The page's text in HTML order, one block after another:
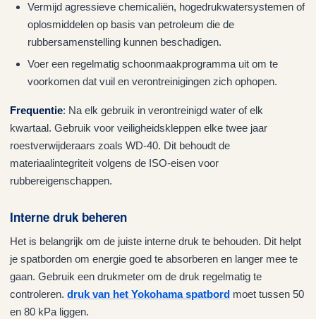
Vermijd agressieve chemicaliën, hogedrukwatersystemen of
oplosmiddelen op basis van petroleum die de
rubbersamenstelling kunnen beschadigen.
Voer een regelmatig schoonmaakprogramma uit om te
voorkomen dat vuil en verontreinigingen zich ophopen.
Frequentie: Na elk gebruik in verontreinigd water of elk
kwartaal. Gebruik voor veiligheidskleppen elke twee jaar
roestverwijderaars zoals WD-40. Dit behoudt de
materiaalintegriteit volgens de ISO-eisen voor
rubbereigenschappen.
Interne druk beheren
Het is belangrijk om de juiste interne druk te behouden. Dit helpt
je spatborden om energie goed te absorberen en langer mee te
gaan. Gebruik een drukmeter om de druk regelmatig te
controleren. druk van het Yokohama spatbord moet tussen 50
en 80 kPa liggen.